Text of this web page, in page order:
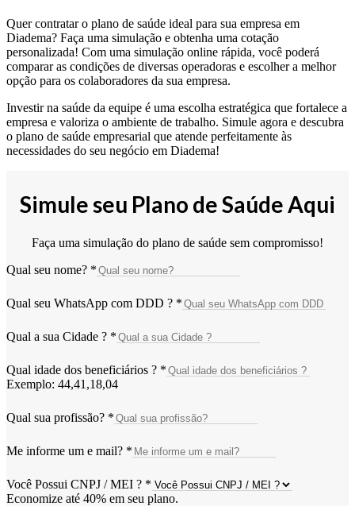
Quer contratar o plano de saúde ideal para sua empresa em
Diadema? Faça uma simulação e obtenha uma cotação
personalizada! Com uma simulação online rápida, você poderá
comparar as condições de diversas operadoras e escolher a melhor
opção para os colaboradores da sua empresa.
Investir na saúde da equipe é uma escolha estratégica que fortalece a
empresa e valoriza o ambiente de trabalho. Simule agora e descubra
o plano de saúde empresarial que atende perfeitamente às
necessidades do seu negócio em Diadema!
Simule seu Plano de Saúde Aqui
Faça uma simulação do plano de saúde sem compromisso!
Qual seu nome? *
Qual seu WhatsApp com DDD ? *
Qual a sua Cidade ? *
Qual idade dos beneficiários ? *
Exemplo: 44,41,18,04
Qual sua profissão? *
Me informe um e mail? *
Você Possui CNPJ / MEI ? *
Economize até 40% em seu plano.